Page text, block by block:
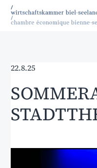
22.8.25